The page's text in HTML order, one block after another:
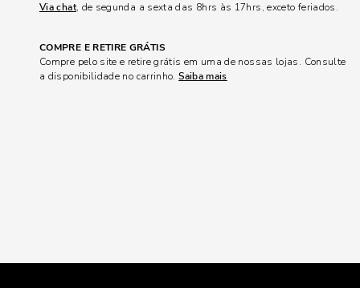
Via chat, de segunda a sexta das 8hrs às 17hrs, exceto feriados.
COMPRE E RETIRE GRÁTIS
Compre pelo site e retire grátis em uma de nossas lojas. Consulte
a disponibilidade no carrinho.Saiba mais